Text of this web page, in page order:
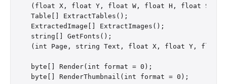
(float X, float Y, float W, float H, float
Table[] ExtractTables();
ExtractedImage[] ExtractImages();
string[] GetFonts();
(int Page, string Text, float X, float Y, float
byte[] Render(int format = 0);